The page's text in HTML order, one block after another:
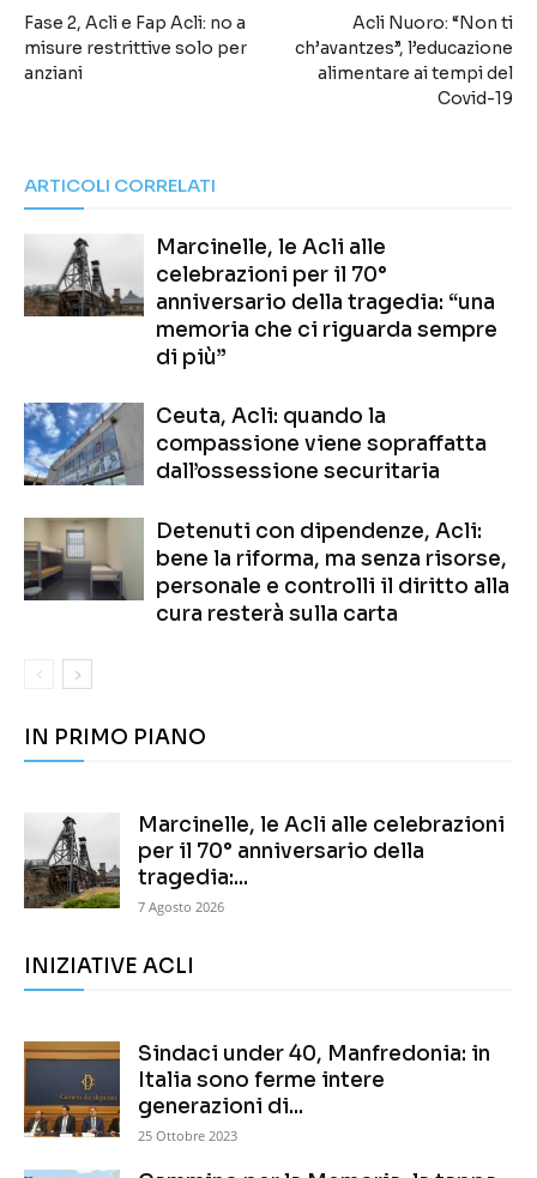
Fase 2, Acli e Fap Acli: no a
misure restrittive solo per
anziani
Acli Nuoro: “Non ti
ch’avantzes”, l’educazione
alimentare ai tempi del
Covid-19
ARTICOLI CORRELATI
Marcinelle, le Acli alle
celebrazioni per il 70°
anniversario della tragedia: “una
memoria che ci riguarda sempre
di più”
Ceuta, Acli: quando la
compassione viene sopraffatta
dall’ossessione securitaria
Detenuti con dipendenze, Acli:
bene la riforma, ma senza risorse,
personale e controlli il diritto alla
cura resterà sulla carta
IN PRIMO PIANO
Marcinelle, le Acli alle celebrazioni
per il 70° anniversario della
tragedia:...
7 Agosto 2026
INIZIATIVE ACLI
Sindaci under 40, Manfredonia: in
Italia sono ferme intere
generazioni di...
25 Ottobre 2023